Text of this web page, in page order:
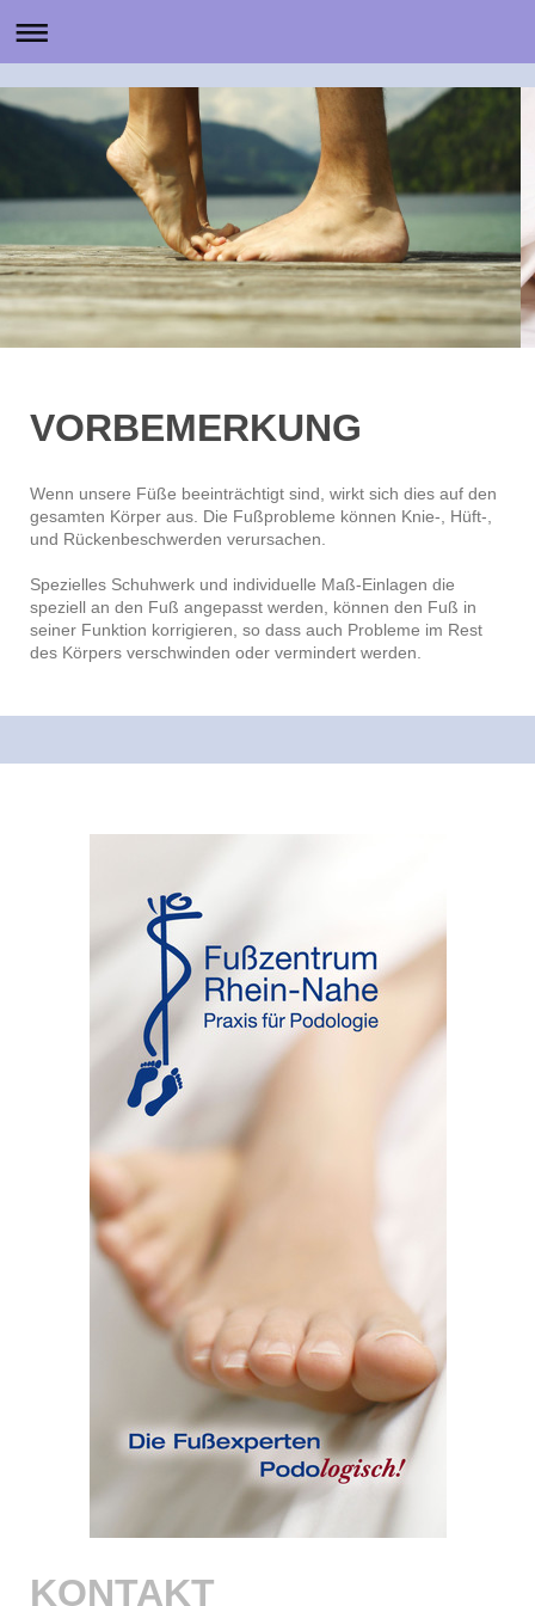
VORBEMERKUNG
Wenn unsere Füße beeinträchtigt sind, wirkt sich dies auf den
gesamten Körper aus. Die Fußprobleme können Knie-, Hüft-,
und Rückenbeschwerden verursachen.
Spezielles Schuhwerk und individuelle Maß-Einlagen die
speziell an den Fuß angepasst werden, können den Fuß in
seiner Funktion korrigieren, so dass auch Probleme im Rest
des Körpers verschwinden oder vermindert werden.
KONTAKT